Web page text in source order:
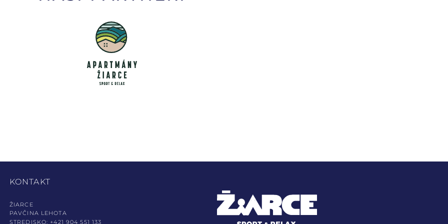
KONTAKT
ŽIARCE
PAVČINA LEHOTA
STREDISKO: +421 904 551 133